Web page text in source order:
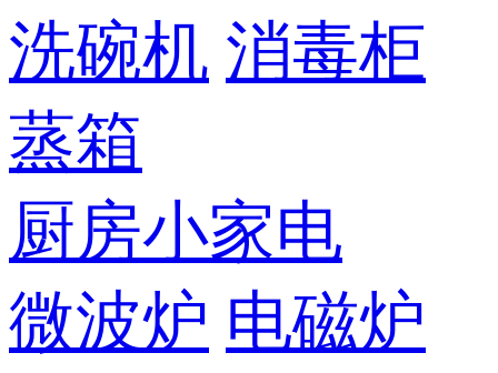
洗碗机 消毒柜
蒸箱
厨房小家电
微波炉 电磁炉